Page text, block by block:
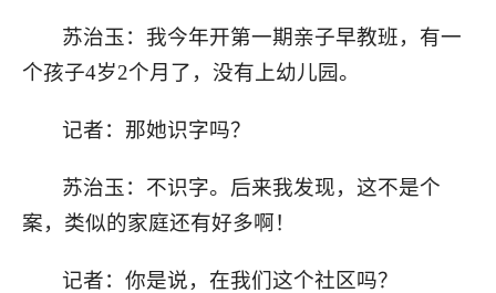
苏治玉：我今年开第一期亲子早教班，有一
个孩子4岁2个月了，没有上幼儿园。
记者：那她识字吗？
苏治玉：不识字。后来我发现，这不是个
案，类似的家庭还有好多啊！
记者：你是说，在我们这个社区吗？